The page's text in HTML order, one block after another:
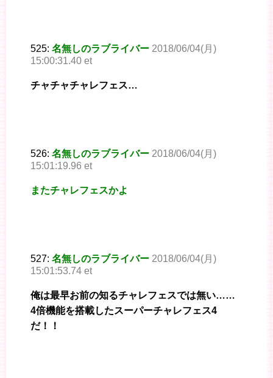
525: 名無しのラブライバー 2018/06/04(月)
15:00:31.40 et
チャチャチャレフェス…
526: 名無しのラブライバー 2018/06/04(月)
15:01:19.96 et
またチャレフェスかよ
527: 名無しのラブライバー 2018/06/04(月)
15:01:53.74 et
俺は最早お前の知るチャレフェスでは無い……
4倍機能を搭載したスーパーチャレフェス4
だ！！